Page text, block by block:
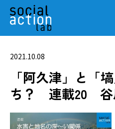
2021.10.08
「阿久津」と「
ち？ 連載20 谷